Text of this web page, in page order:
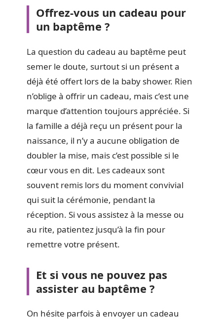
Offrez-vous un cadeau pour
un baptême ?
La question du cadeau au baptême peut
semer le doute, surtout si un présent a
déjà été offert lors de la baby shower. Rien
n’oblige à offrir un cadeau, mais c’est une
marque d’attention toujours appréciée. Si
la famille a déjà reçu un présent pour la
naissance, il n’y a aucune obligation de
doubler la mise, mais c’est possible si le
cœur vous en dit. Les cadeaux sont
souvent remis lors du moment convivial
qui suit la cérémonie, pendant la
réception. Si vous assistez à la messe ou
au rite, patientez jusqu’à la fin pour
remettre votre présent.
Et si vous ne pouvez pas
assister au baptême ?
On hésite parfois à envoyer un cadeau